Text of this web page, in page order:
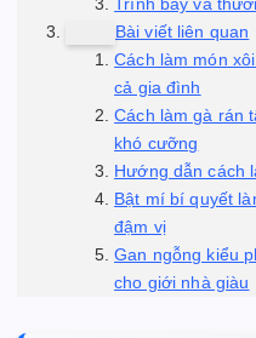
Bài viết liên quan
Cách làm món
cả gia đình
Cách làm gà rán
khó cưỡng
Hướng dẫn cách
Bật mí bí quyết
đậm vị
Gan ngỗng kiểu
cho giới nhà giàu